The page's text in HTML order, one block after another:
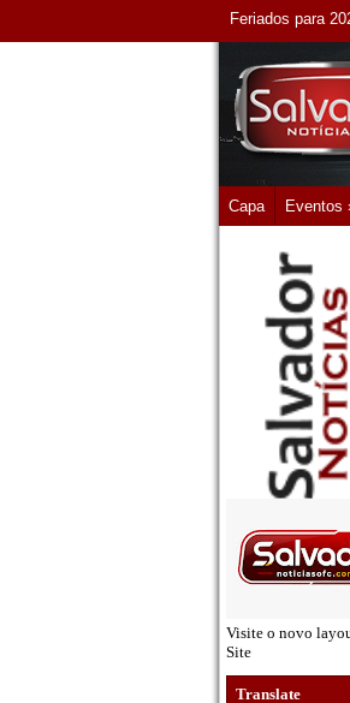
Feriados para
Capa Eventos
Visite o novo
Site
Translate